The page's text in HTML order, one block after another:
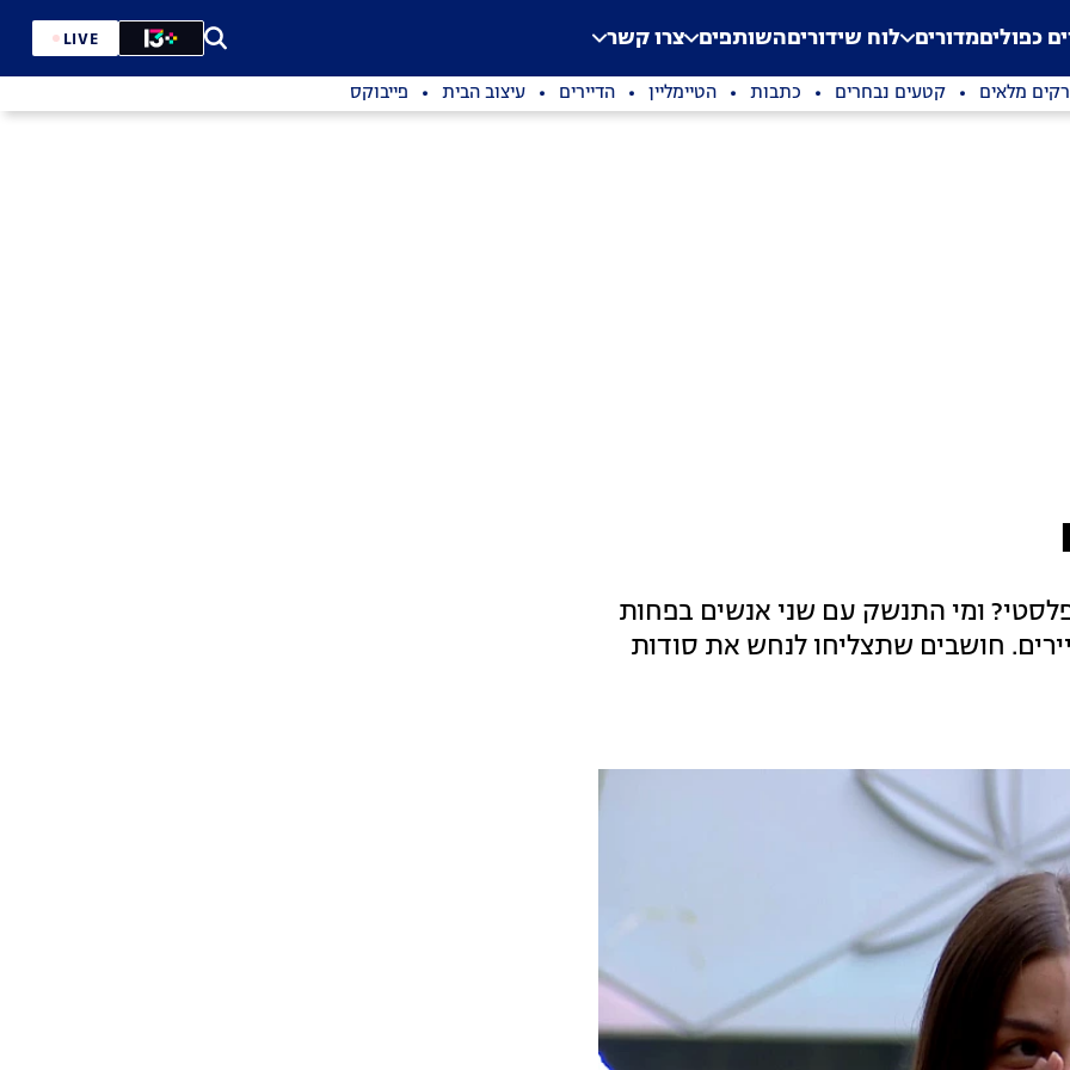
Application error: a
. כפוליםמדורים לוח שידוריםהשותפים צרו קשר LIVE
מלאים קטעים נבחרים כתבות הטיימליין הדיירים עיצוב הבית פייבוקס
ומי התנשק עם שני אנשים בפחות
חושבים שתצליחו לנחש את סודות